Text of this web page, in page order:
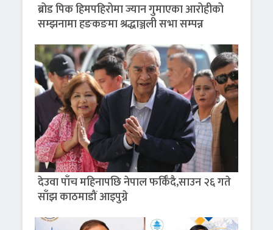
ब्रोड पिक हिमपहिरोमा ज्यान गुमाएका आरोहीको
सम्झनामा हङकङमा श्रद्धाञ्जली सभा सम्पन्न
देउवा पाँच महिनापछि नेपाल फर्किँदै,साउन २६ गते
साँझ काठमाडौं आइपुग्ने